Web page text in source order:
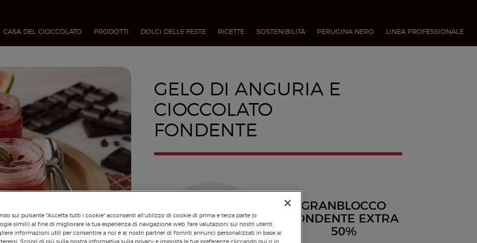
CASA DEL CIOCCOLATO PRODOTTI DOLCI DELLE FESTE RICETTE SOSTENIBILITÀ PERUGINA NERO LINEA PROFESSIONALE​
GELO DI ANGURIA E
CIOCCOLATO
FONDENTE
GRANBLOCCO
FONDENTE EXTRA
50%
sul pulsante "Accetta tutti i cookie" acconsenti all'utilizzo di cookie di prima e terza parte (o
simili) al fine di migliorare la tua esperienza di navigazione web, fare valutazioni sui nostri utenti,
informazioni utili per consentire a noi e ai nostri partner di fornirti annunci personalizzati in base ai
Scopri di più sulla nostra informativa sulla privacy e imposta le tue preferenze cliccando qui o in